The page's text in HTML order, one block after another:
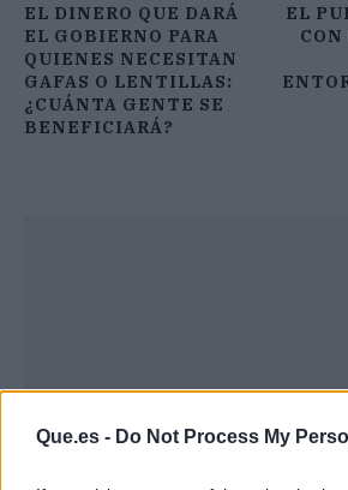
Que.es - Do Not Process My
EL DINERO QUE DARÁ
EL GOBIERNO PARA
QUIENES NECESITAN
GAFAS O LENTILLAS:
¿CUÁNTA GENTE SE
BENEFICIARÁ?
EL
CON